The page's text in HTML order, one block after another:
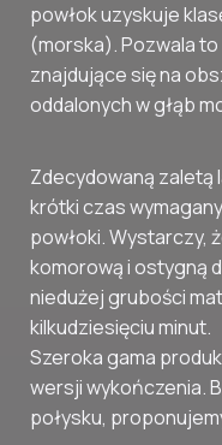
powłok uzyskuje
(morska). Pozwala
znajdujące się na
oddalonych w głąb
Zdecydowaną
krótki czas
powłoki. Wystarczy,
komorową i ostygną
niedużej grubości
kilkudziesięciu minut.
Szeroka gama
wersji wykończenia.
połysku,